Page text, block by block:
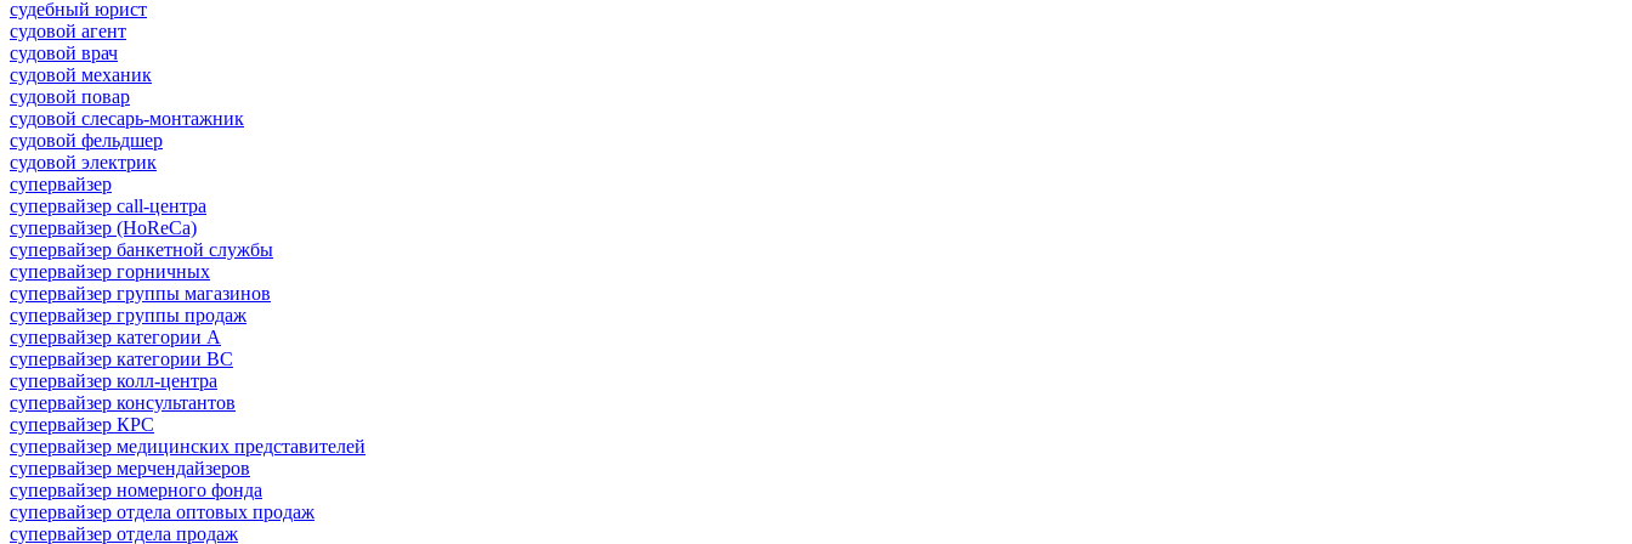
судебный юрист
судовой агент
судовой врач
судовой механик
судовой повар
судовой слесарь-монтажник
судовой фельдшер
судовой электрик
супервайзер
супервайзер call-центра
супервайзер (HoReCa)
супервайзер банкетной службы
супервайзер горничных
супервайзер группы магазинов
супервайзер группы продаж
супервайзер категории A
супервайзер категории BC
супервайзер колл-центра
супервайзер консультантов
супервайзер КРС
супервайзер медицинских представителей
супервайзер мерчендайзеров
супервайзер номерного фонда
супервайзер отдела оптовых продаж
супервайзер отдела продаж